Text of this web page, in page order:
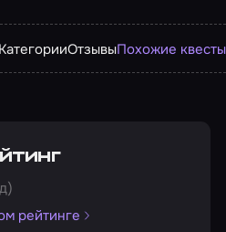
КатегорииОтзывыПохожие квесты
рейтинге